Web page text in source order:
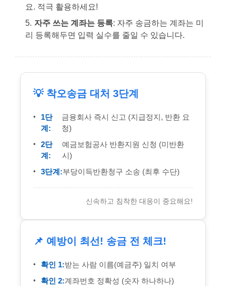
요. 적극 활용하세요!
자주 쓰는 계좌는 등록: 자주 송금하는 계좌는 미
리 등록해두면 입력 실수를 줄일 수 있습니다.
💡 착오송금 대처 3단계
1단
계:
금융회사 즉시 신고 (지급정지, 반환 요
청)
2단
계:
예금보험공사 반환지원 신청 (미반환
시)
3단계:부당이득반환청구 소송 (최후 수단)
신속하고 침착한 대응이 중요해요!
📌 예방이 최선! 송금 전 체크!
확인 1:받는 사람 이름(예금주) 일치 여부
확인 2:계좌번호 정확성 (숫자 하나하나)